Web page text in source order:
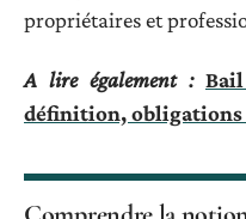
propriétaires et
A lire également :
définition, obligations